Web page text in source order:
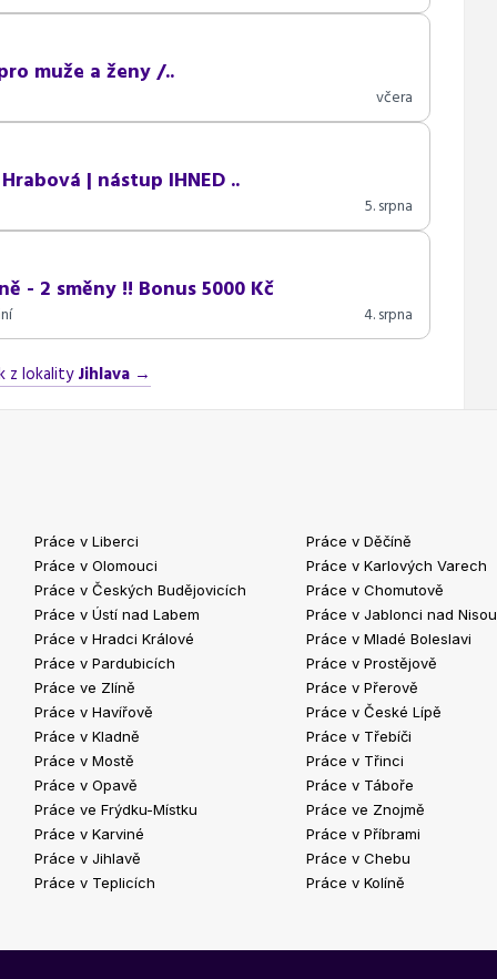
muže a ženy /..
včera
| nástup IHNED ..
5. srpna
- 2 směny !! Bonus 5000 Kč
4. srpna
z lokalityJihlava→
Práce v Liberci
Práce v Olomouci
Práce v Českých Budějovicích
Práce v Ústí nad Labem
Práce v Hradci Králové
Práce v Pardubicích
Práce ve Zlíně
Práce v Havířově
Práce v Kladně
Práce v Mostě
Práce v Opavě
Práce ve Frýdku-Místku
Práce v Karviné
Práce v Jihlavě
Práce v Teplicích
Práce v Děčíně
Práce v Karlových Varech
Práce v Chomutově
Práce v Jablonci nad Nisou
Práce v Mladé Boleslavi
Práce v Prostějově
Práce v Přerově
Práce v České Lípě
Práce v Třebíči
Práce v Třinci
Práce v Táboře
Práce ve Znojmě
Práce v Příbrami
Práce v Chebu
Práce v Kolíně